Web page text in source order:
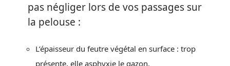
pas négliger lors de vos passages sur
la pelouse :
L’épaisseur du feutre végétal en surface : trop
présente, elle asphyxie le gazon.